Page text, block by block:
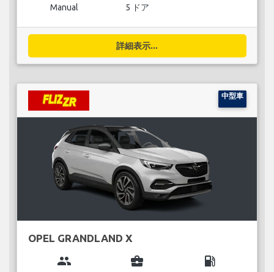
Manual 5 ドア
詳細表示...
中型車
OPEL GRANDLAND X
group business_center local_gas_station